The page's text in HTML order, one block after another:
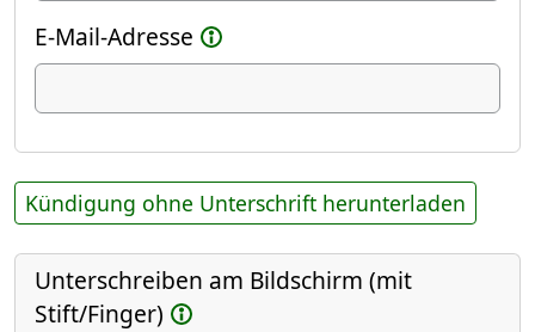
E-Mail-Adresse
Kündigung ohne Unterschrift herunterladen
Unterschreiben am Bildschirm (mit
Stift/Finger)